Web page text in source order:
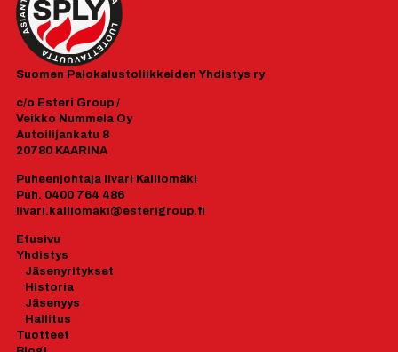
Suomen Palokalustoliikkeiden Yhdistys ry
c/o Esteri Group /
Veikko Nummela Oy
Autoilijankatu 8
20780 KAARINA
Puheenjohtaja Iivari Kalliomäki
Puh. 0400 764 486
Iivari.kalliomaki@esterigroup.fi
Etusivu
Yhdistys
Jäsenyritykset
Historia
Jäsenyys
Hallitus
Tuotteet